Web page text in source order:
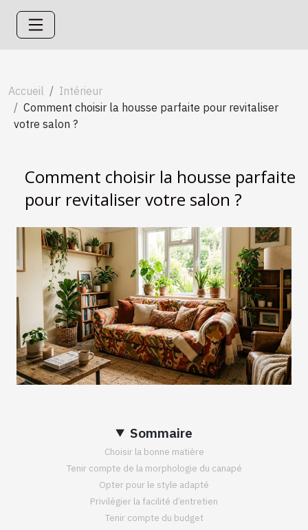
Accueil
Intérieur
Comment choisir la housse parfaite pour revitaliser
votre salon ?
Comment choisir la housse parfaite
pour revitaliser votre salon ?
Sommaire
Choisir la bonne matière
Tenir compte de la morphologie du canapé
Opter pour le style adapté
Privilégier la facilité d’entretien
Tenir compte du budget